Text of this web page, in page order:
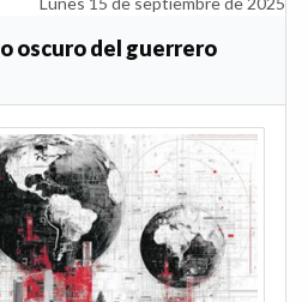
oscuro del guerrero